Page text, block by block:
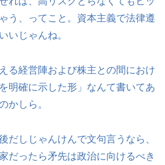
う、ってこと。資本主義で法律遵
いじゃんね。
る経営陣および株主との間におけ
明確に示した形」なんて書いてあ
かしら。
だしじゃんけんで文句言うなら、
だったら矛先は政治に向けるべき